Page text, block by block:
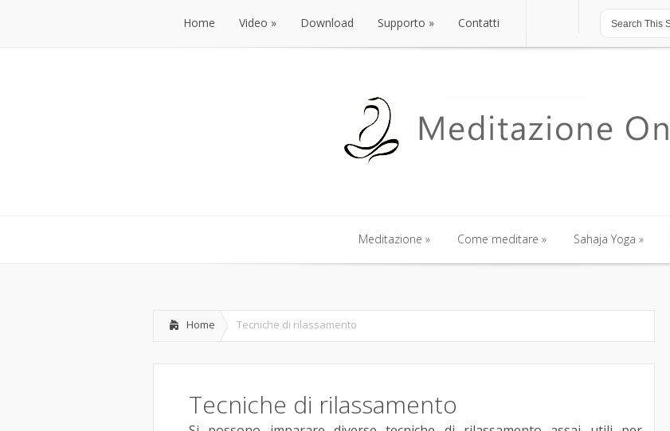
Home Video » Download Supporto » Contatti
Meditazione » Come meditare » Sahaja Yoga »
Home Tecniche di rilassamento
Tecniche di rilassamento